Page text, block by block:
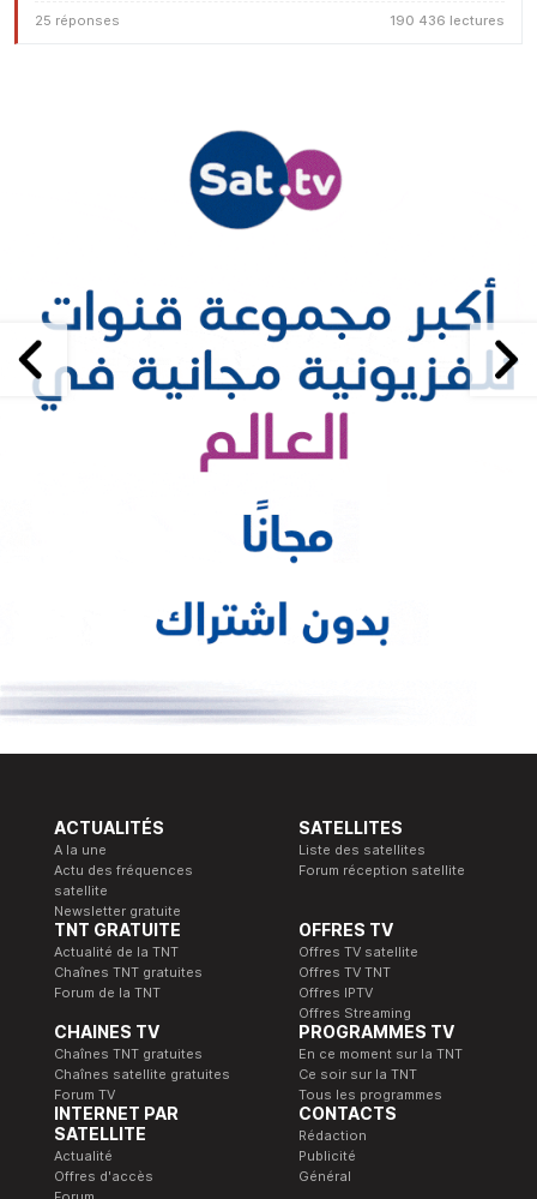
25 réponses 190 436 lectures
ACTUALITÉS
A la une
Actu des fréquences
satellite
Newsletter gratuite
SATELLITES
Liste des satellites
Forum réception satellite
TNT GRATUITE
Actualité de la TNT
Chaînes TNT gratuites
Forum de la TNT
OFFRES TV
Offres TV satellite
Offres TV TNT
Offres IPTV
Offres Streaming
CHAINES TV
Chaînes TNT gratuites
Chaînes satellite gratuites
Forum TV
PROGRAMMES TV
En ce moment sur la TNT
Ce soir sur la TNT
Tous les programmes
INTERNET PAR
SATELLITE
Actualité
Offres d'accès
CONTACTS
Rédaction
Publicité
Général